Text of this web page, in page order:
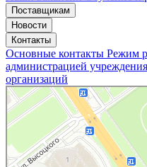
Поставщикам
Новости
Контакты
Основные контакты Режим
администрацией учреждения
организаций
«Нижегородская областная
Отделение больницы, госпиталя в
Больница для взрослых в Нижнем